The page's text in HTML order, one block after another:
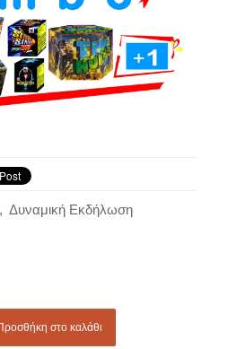
Δυναμική Εκδήλωση
στο καλάθι